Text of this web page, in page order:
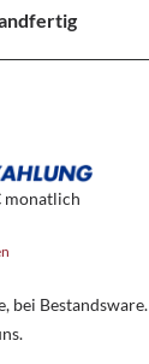
monatlich
bei Bestandsware.